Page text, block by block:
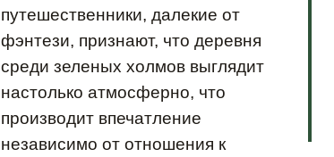
путешественники, далекие от
фэнтези, признают, что деревня
среди зеленых холмов выглядит
настолько атмосферно, что
производит впечатление
независимо от отношения к